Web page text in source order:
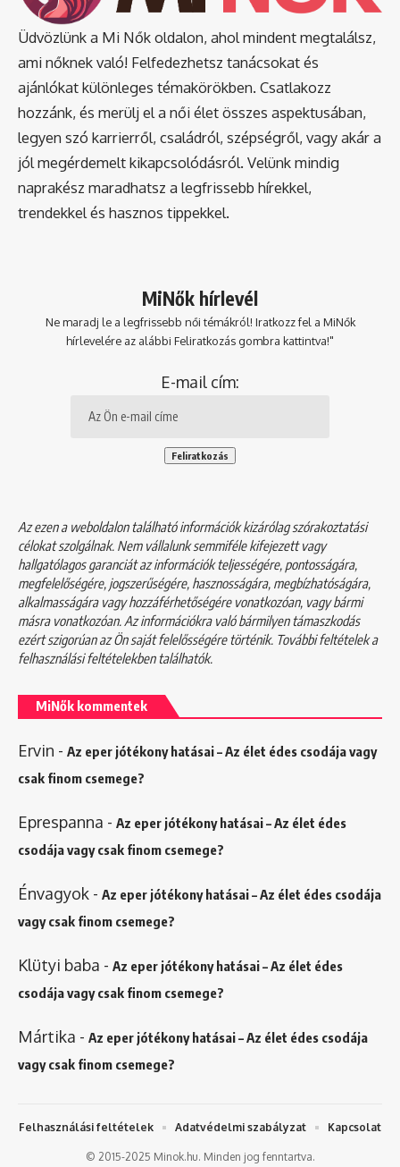
Üdvözlünk a Mi Nők oldalon, ahol mindent megtalálsz,
ami nőknek való! Felfedezhetsz tanácsokat és
ajánlókat különleges témakörökben. Csatlakozz
hozzánk, és merülj el a női élet összes aspektusában,
legyen szó karrierről, családról, szépségről, vagy akár a
jól megérdemelt kikapcsolódásról. Velünk mindig
naprakész maradhatsz a legfrissebb hírekkel,
trendekkel és hasznos tippekkel.
MiNők hírlevél
Ne maradj le a legfrissebb női témákról! Iratkozz fel a MiNők
hírlevelére az alábbi Feliratkozás gombra kattintva!"
E-mail cím:
Az ezen a weboldalon található információk kizárólag szórakoztatási
célokat szolgálnak. Nem vállalunk semmiféle kifejezett vagy
hallgatólagos garanciát az információk teljességére, pontosságára,
megfelelőségére, jogszerűségére, hasznosságára, megbízhatóságára,
alkalmasságára vagy hozzáférhetőségére vonatkozóan, vagy bármi
másra vonatkozóan. Az információkra való bármilyen támaszkodás
ezért szigorúan az Ön saját felelősségére történik. További feltételek a
felhasználási feltételekbentalálhatók.
MiNők kommentek
Ervin - Az eper jótékony hatásai – Az élet édes csodája vagy
csak finom csemege?
Eprespanna - Az eper jótékony hatásai – Az élet édes
csodája vagy csak finom csemege?
Énvagyok - Az eper jótékony hatásai – Az élet édes csodája
vagy csak finom csemege?
Klütyi baba - Az eper jótékony hatásai – Az élet édes
csodája vagy csak finom csemege?
Mártika - Az eper jótékony hatásai – Az élet édes csodája
vagy csak finom csemege?
© 2015-2025 Minok.hu. Minden jog fenntartva.
Felhasználási feltételek Adatvédelmi szabályzat Kapcsolat